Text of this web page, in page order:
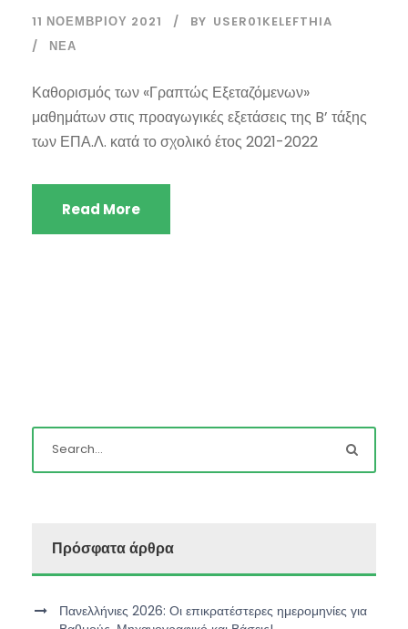
11 ΝΟΕΜΒΡΊΟΥ 2021 BY USER01KELEFTHIA
ΝΈΑ
Καθορισμός των «Γραπτώς Εξεταζόμενων»
μαθημάτων στις προαγωγικές εξετάσεις της B’ τάξης
των ΕΠΑ.Λ. κατά το σχολικό έτος 2021-2022
Read More
Πρόσφατα άρθρα
Πανελλήνιες 2026: Οι επικρατέστερες ημερομηνίες για